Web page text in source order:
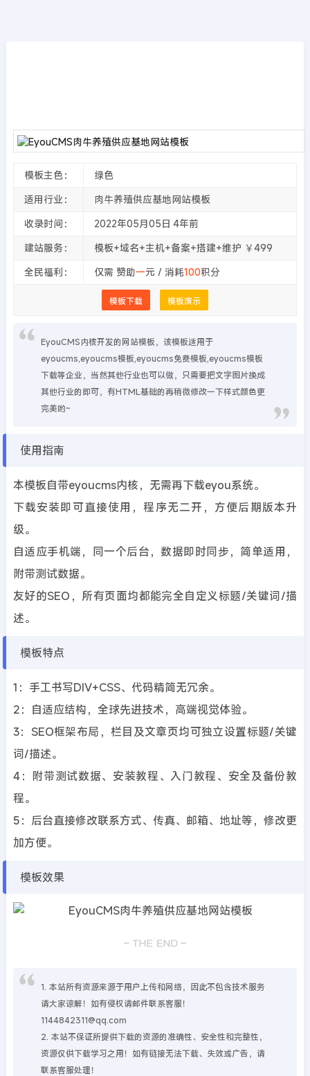
模板主色：
绿色
适用行业：
肉牛养殖供应基地网站模板
收录时间：
2022年05月05日 4年前
建站服务：
模板+域名+主机+备案+搭建+维护 ￥499
全民福利：
仅需 赞助一元 / 消耗100积分
模板下载 模板演示
EyouCMS内核开发的网站模板，该模板适用于
eyoucms,eyoucms模板,eyoucms免费模板,eyoucms模板
下载等企业，当然其他行业也可以做，只需要把文字图片换成
其他行业的即可，有HTML基础的再稍微修改一下样式颜色更
完美哟~
使用指南
本模板自带eyoucms内核，无需再下载eyou系统。
下载安装即可直接使用，程序无二开，方便后期版本升
级。
自适应手机端，同一个后台，数据即时同步，简单适用，
附带测试数据。
友好的SEO，所有页面均都能完全自定义标题/关键词/描
述。
模板特点
1：手工书写DIV+CSS、代码精简无冗余。
2：自适应结构，全球先进技术，高端视觉体验。
3：SEO框架布局，栏目及文章页均可独立设置标题/关键
词/描述。
4：附带测试数据、安装教程、入门教程、安全及备份教
程。
5：后台直接修改联系方式、传真、邮箱、地址等，修改更
加方便。
模板效果
1. 本站所有资源来源于用户上传和网络，因此不包含技术服务
请大家谅解！如有侵权请邮件联系客服！
1144842311@qq.com
2. 本站不保证所提供下载的资源的准确性、安全性和完整性，
资源仅供下载学习之用！如有链接无法下载、失效或广告，请
联系客服处理！